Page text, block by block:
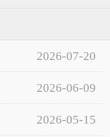
2026-07-20
2026-06-09
2026-05-15